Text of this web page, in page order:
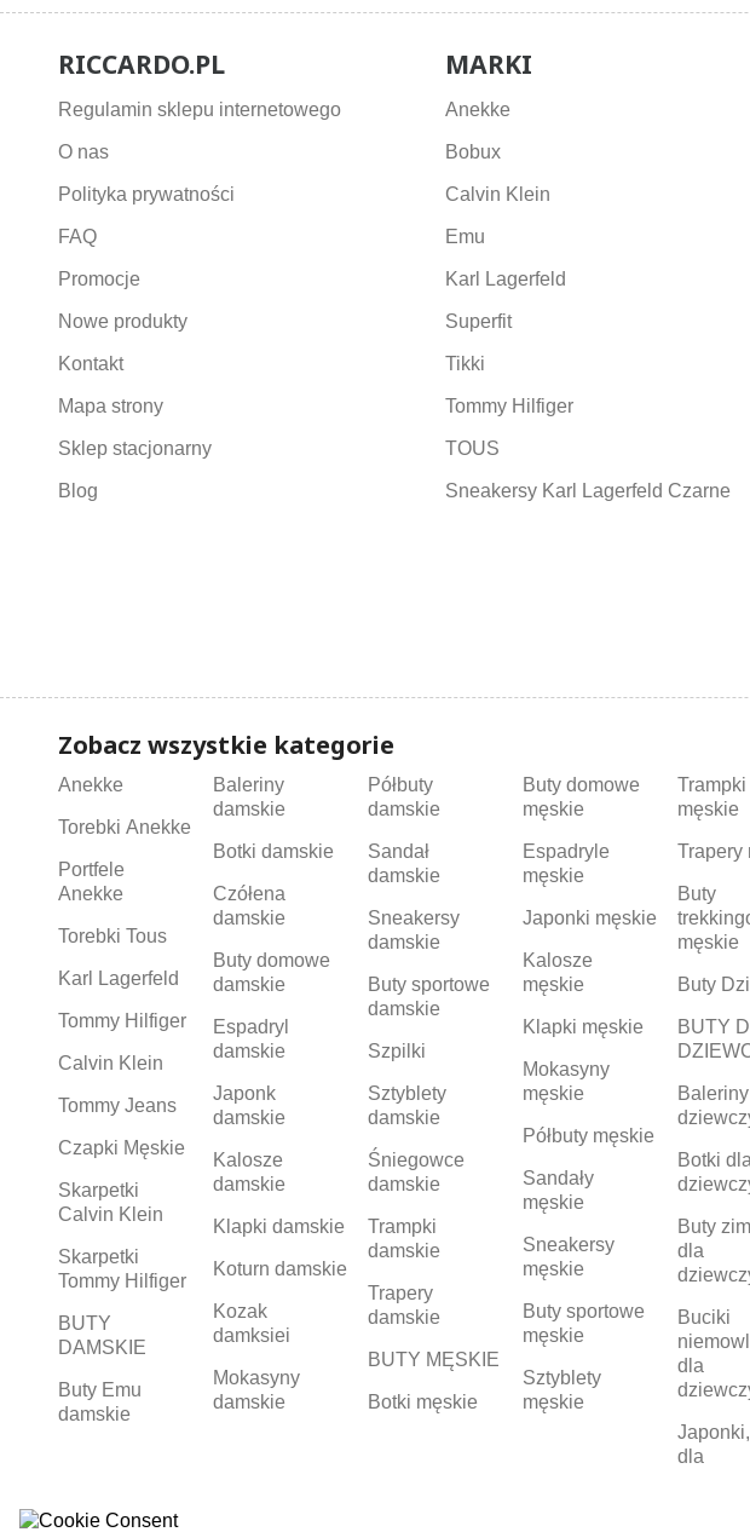
RICCARDO.PL
Regulamin sklepu internetowego
O nas
Polityka prywatności
FAQ
Promocje
Nowe produkty
Kontakt
Mapa strony
Sklep stacjonarny
Blog
MARKI
Anekke
Bobux
Calvin Klein
Emu
Karl Lagerfeld
Superfit
Tikki
Tommy Hilfiger
TOUS
Sneakersy Karl Lagerfeld Czarne
Zobacz wszystkie kategorie
Anekke
Torebki Anekke
Portfele
Anekke
Torebki Tous
Karl Lagerfeld
Tommy Hilfiger
Calvin Klein
Tommy Jeans
Czapki Męskie
Skarpetki
Calvin Klein
Skarpetki
Tommy Hilfiger
BUTY
DAMSKIE
Buty Emu
damskie
Baleriny
damskie
Botki damskie
Czółena
damskie
Buty domowe
damskie
Espadryl
damskie
Japonk
damskie
Kalosze
damskie
Klapki damskie
Koturn damskie
Kozak
damksiei
Mokasyny
damskie
Półbuty
damskie
Sandał
damskie
Sneakersy
damskie
Buty sportowe
damskie
Szpilki
Sztyblety
damskie
Śniegowce
damskie
Trampki
damskie
Trapery
damskie
BUTY MĘSKIE
Botki męskie
Buty domowe
męskie
Espadryle
męskie
Japonki męskie
Kalosze
męskie
Klapki męskie
Mokasyny
męskie
Półbuty męskie
Sandały
męskie
Sneakersy
męskie
Buty sportowe
męskie
Sztyblety
męskie
Trampki
męskie
Trapery
Buty
męskie
Buty
BUTY
Botki
Buty
dla
Buciki
dla
dla